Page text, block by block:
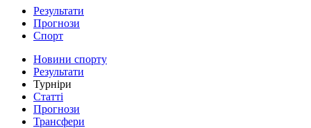
Результати
Прогнози
Спорт
Новини спорту
Результати
Турніри
Статті
Прогнози
Трансфери